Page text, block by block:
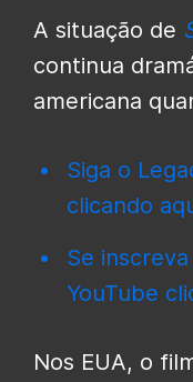
A situação de
continua
americana
Siga o
clicando
Se
YouTube
Nos EUA, o